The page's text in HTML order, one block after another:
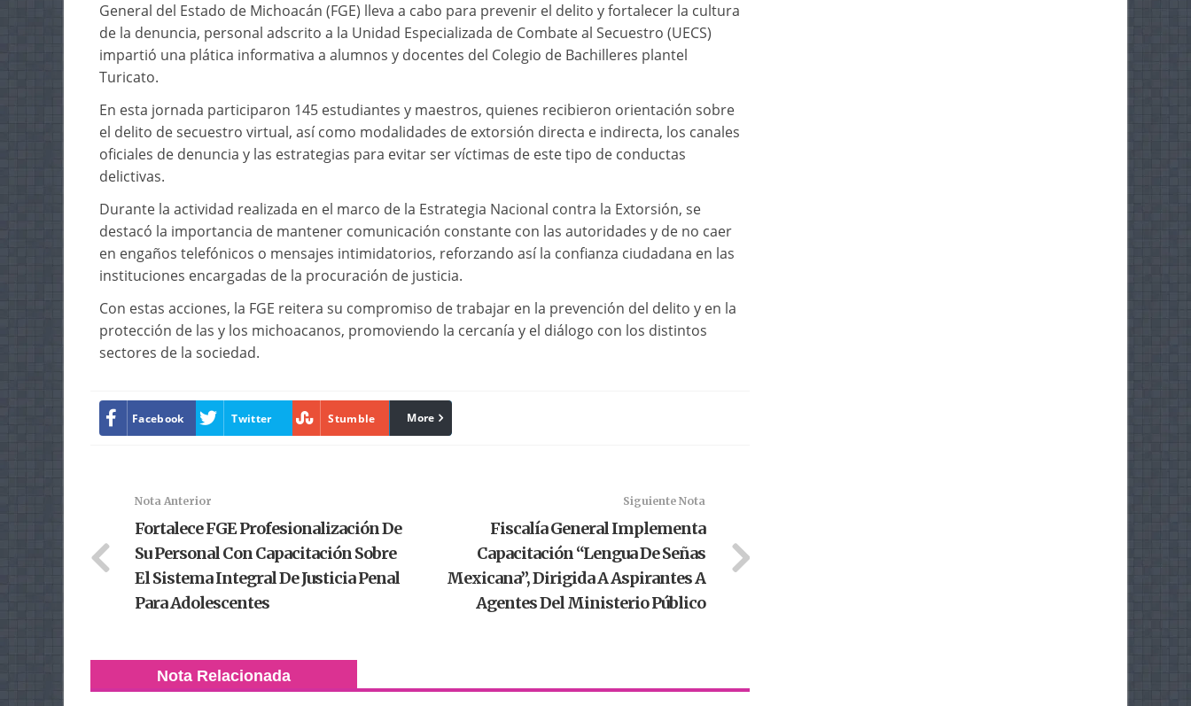
General del Estado de Michoacán (FGE) lleva a cabo para prevenir el delito y fortalecer la cultura
de la denuncia, personal adscrito a la Unidad Especializada de Combate al Secuestro (UECS)
impartió una plática informativa a alumnos y docentes del Colegio de Bachilleres plantel
Turicato.
En esta jornada participaron 145 estudiantes y maestros, quienes recibieron orientación sobre
el delito de secuestro virtual, así como modalidades de extorsión directa e indirecta, los canales
oficiales de denuncia y las estrategias para evitar ser víctimas de este tipo de conductas
delictivas.
Durante la actividad realizada en el marco de la Estrategia Nacional contra la Extorsión, se
destacó la importancia de mantener comunicación constante con las autoridades y de no caer
en engaños telefónicos o mensajes intimidatorios, reforzando así la confianza ciudadana en las
instituciones encargadas de la procuración de justicia.
Con estas acciones, la FGE reitera su compromiso de trabajar en la prevención del delito y en la
protección de las y los michoacanos, promoviendo la cercanía y el diálogo con los distintos
sectores de la sociedad.
Facebook Twitter Stumble linkedin
More
Nota Anterior
Fortalece FGE Profesionalización De
Su Personal Con Capacitación Sobre
El Sistema Integral De Justicia Penal
Para Adolescentes
Siguiente Nota
Fiscalía General Implementa
Capacitación “Lengua De Señas
Mexicana”, Dirigida A Aspirantes A
Agentes Del Ministerio Público
Nota Relacionada